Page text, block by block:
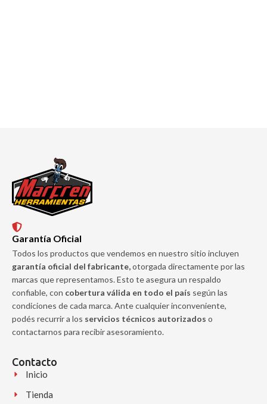
Garantía Oficial
Todos los productos que vendemos en nuestro sitio incluyen
garantía oficial del fabricante,otorgada directamente por las
marcas que representamos. Esto te asegura un respaldo
confiable, con cobertura válida en todo el país según las
condiciones de cada marca. Ante cualquier inconveniente,
podés recurrir a los servicios técnicos autorizados o
contactarnos para recibir asesoramiento.
Contacto
Inicio
Tienda